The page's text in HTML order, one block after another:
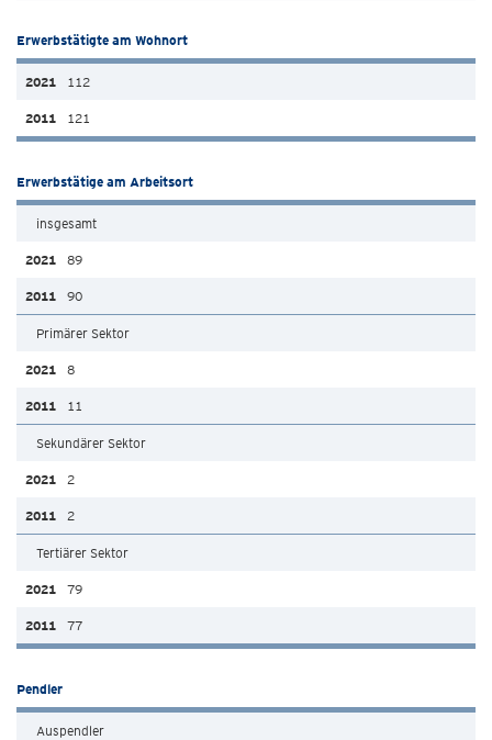
Erwerbstätigte am Wohnort
112
121
Erwerbstätige am Arbeitsort
insgesamt
89
90
Primärer Sektor
8
11
Sekundärer Sektor
2
2
Tertiärer Sektor
79
77
Pendler
Auspendler